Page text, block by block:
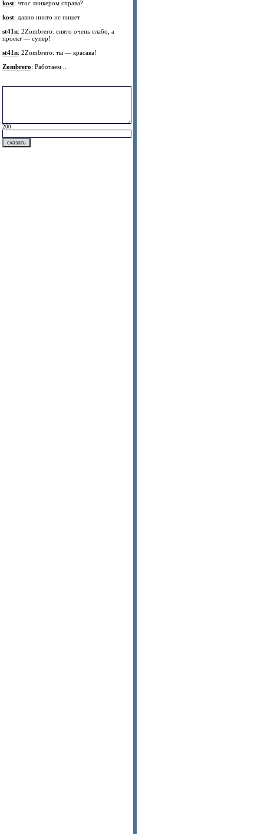
kost: чтос линкером справа?
kost: давно никто не пишет
st41n: 2Zombrero: снято очень слабо, а
проект — супер!
st41n: 2Zombrero: ты — красава!
Zombrero: Работаем ..
200